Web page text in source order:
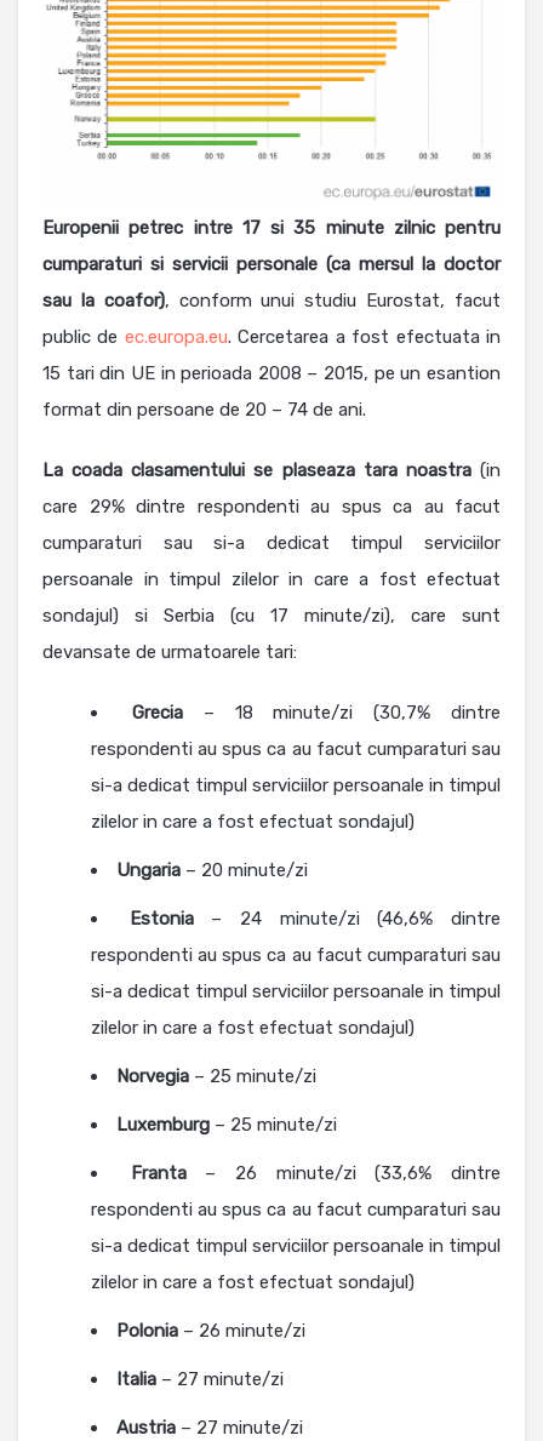
Europenii petrec intre 17 si 35 minute zilnic pentru
cumparaturi si servicii personale (ca mersul la doctor
sau la coafor), conform unui studiu Eurostat, facut
public de ec.europa.eu. Cercetarea a fost efectuata in
15 tari din UE in perioada 2008 – 2015, pe un esantion
format din persoane de 20 – 74 de ani.
La coada clasamentului se plaseaza tara noastra(in
care 29% dintre respondenti au spus ca au facut
cumparaturi sau si-a dedicat timpul serviciilor
persoanale in timpul zilelor in care a fost efectuat
sondajul) si Serbia (cu 17 minute/zi), care sunt
devansate de urmatoarele tari:
Grecia– 18 minute/zi (30,7% dintre
respondenti au spus ca au facut cumparaturi sau
si-a dedicat timpul serviciilor persoanale in timpul
zilelor in care a fost efectuat sondajul)
Ungaria – 20 minute/zi
Estonia– 24 minute/zi (46,6% dintre
respondenti au spus ca au facut cumparaturi sau
si-a dedicat timpul serviciilor persoanale in timpul
zilelor in care a fost efectuat sondajul)
Norvegia – 25 minute/zi
Luxemburg – 25 minute/zi
Franta– 26 minute/zi (33,6% dintre
respondenti au spus ca au facut cumparaturi sau
si-a dedicat timpul serviciilor persoanale in timpul
zilelor in care a fost efectuat sondajul)
Polonia – 26 minute/zi
Italia – 27 minute/zi
Austria – 27 minute/zi